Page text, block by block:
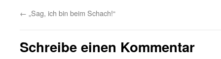
← „Sag, ich bin beim Schach!“
Schreibe einen Kommentar